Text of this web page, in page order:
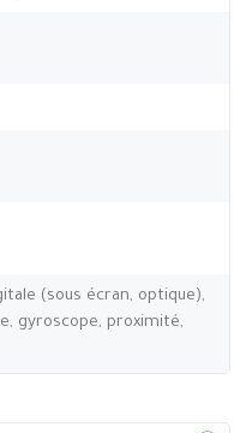
(sous écran, optique),
gyroscope, proximité,